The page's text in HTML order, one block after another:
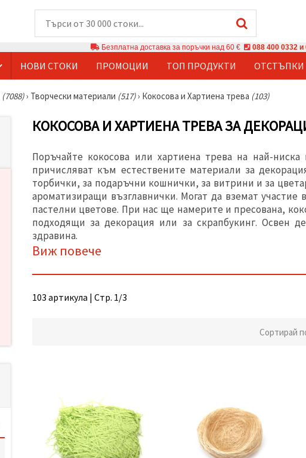
Безплатна доставка за поръчки над 60 € 088 400 0332 и
НОВИ СТОКИ ПРОМОЦИИ ТОП ПРОДУКТИ ОТСТЪПКИ
(7088)› Творчески материали (517)› Кокосова и Хартиена трева (103)
КОКОСОВА И ХАРТИЕНА ТРЕВА ЗА
Поръчайте кокосова или хартиена трева на най-
причисляват към естествените материали за
торбички, за подаръчни кошнички, за витрини и за
ароматизиращи възглавнички. Могат да вземат
пастелни цветове. При нас ще намерите и пресована,
подходящи за декорация или за скрапбукинг. Освен
здравина.
Виж повече
103 артикула | Стр. 1/3
Сортирай